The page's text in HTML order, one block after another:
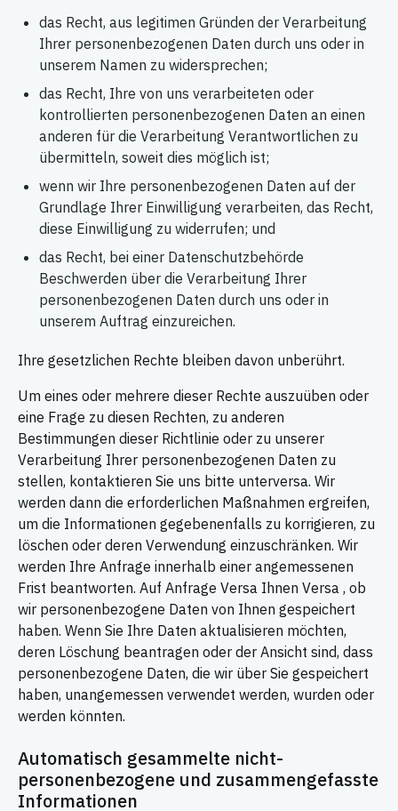
das Recht, aus legitimen Gründen der Verarbeitung
Ihrer personenbezogenen Daten durch uns oder in
unserem Namen zu widersprechen;
das Recht, Ihre von uns verarbeiteten oder
kontrollierten personenbezogenen Daten an einen
anderen für die Verarbeitung Verantwortlichen zu
übermitteln, soweit dies möglich ist;
wenn wir Ihre personenbezogenen Daten auf der
Grundlage Ihrer Einwilligung verarbeiten, das Recht,
diese Einwilligung zu widerrufen; und
das Recht, bei einer Datenschutzbehörde
Beschwerden über die Verarbeitung Ihrer
personenbezogenen Daten durch uns oder in
unserem Auftrag einzureichen.
Ihre gesetzlichen Rechte bleiben davon unberührt.
Um eines oder mehrere dieser Rechte auszuüben oder
eine Frage zu diesen Rechten, zu anderen
Bestimmungen dieser Richtlinie oder zu unserer
Verarbeitung Ihrer personenbezogenen Daten zu
stellen, kontaktieren Sie uns bitte unterversa. Wir
werden dann die erforderlichen Maßnahmen ergreifen,
um die Informationen gegebenenfalls zu korrigieren, zu
löschen oder deren Verwendung einzuschränken. Wir
werden Ihre Anfrage innerhalb einer angemessenen
Frist beantworten. Auf Anfrage Versa Ihnen Versa , ob
wir personenbezogene Daten von Ihnen gespeichert
haben. Wenn Sie Ihre Daten aktualisieren möchten,
deren Löschung beantragen oder der Ansicht sind, dass
personenbezogene Daten, die wir über Sie gespeichert
haben, unangemessen verwendet werden, wurden oder
werden könnten.
Automatisch gesammelte nicht-
personenbezogene und zusammengefasste
Informationen